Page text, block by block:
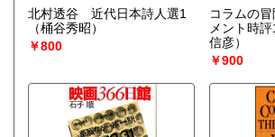
北村透谷 近代日本詩人選1
（桶谷秀昭）
￥800
コラムの
メント時
信彦）
￥900